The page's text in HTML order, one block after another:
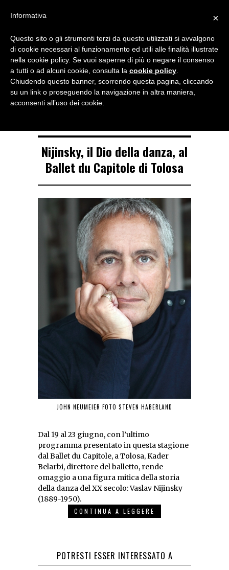
NOTIZIE DI DANZA IN ITALIA E ALL’ESTERO, PER DANZATORI,
TAG ARCHIVE
Nijinsky
Nijinsky, il Dio della danza, al
Ballet du Capitole di Tolosa
JOHN NEUMEIER FOTO STEVEN HABERLAND
Dal 19 al 23 giugno, con l’ultimo
programma presentato in questa stagione
dal Ballet du Capitole, a Tolosa, Kader
Belarbi, direttore del balletto, rende
omaggio a una figura mitica della storia
della danza del XX secolo: Vaslav Nijinsky
(1889-1950).
CONTINUA A LEGGERE
POTRESTI ESSER INTERESSATO A
×
Informativa
Questo sito o gli strumenti terzi da questo utilizzati si avvalgono
di cookie necessari al funzionamento ed utili alle finalità illustrate
nella cookie policy. Se vuoi saperne di più o negare il consenso
a tutti o ad alcuni cookie, consulta la cookie policy
Chiudendo questo banner, scorrendo questa pagina, cliccando
su un link o proseguendo la navigazione in altra maniera,
acconsenti all’uso dei cookie.